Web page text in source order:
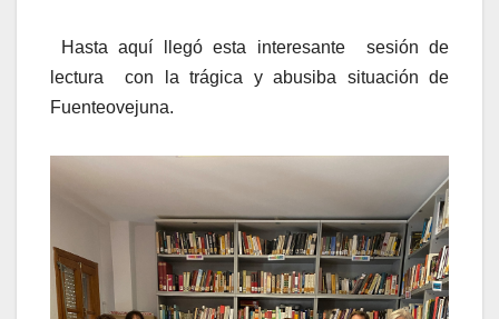
Hasta aquí llegó esta interesante sesión de
lectura con la trágica y abusiba situación de
Fuenteovejuna.